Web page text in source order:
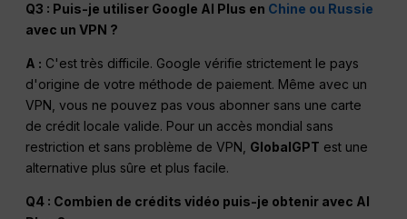
Q3 : Puis-je utiliser Google AI Plus en Chine ou Russie
avec un VPN ?
A : C'est très difficile. Google vérifie strictement le pays
d'origine de votre méthode de paiement. Même avec un
VPN, vous ne pouvez pas vous abonner sans une carte
de crédit locale valide. Pour un accès mondial sans
restriction et sans problème de VPN, GlobalGPT est une
alternative plus sûre et plus facile.
Q4 : Combien de crédits vidéo puis-je obtenir avec AI